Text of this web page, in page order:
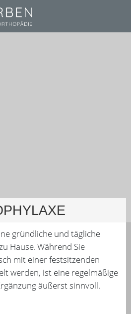
gründliche und tägliche
Hause.Während Sie
mit einer festsitzenden
werden, ist eine regelmäßige
äußerst sinnvoll.